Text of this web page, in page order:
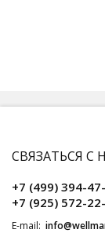
СВЯЗАТЬСЯ С
+7 (499) 394-
+7 (925) 572-
E-mail: